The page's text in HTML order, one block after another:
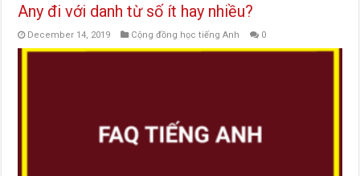
Any đi với danh từ số ít hay nhiều?
December 14, 2019 Cộng đồng học tiếng Anh 0